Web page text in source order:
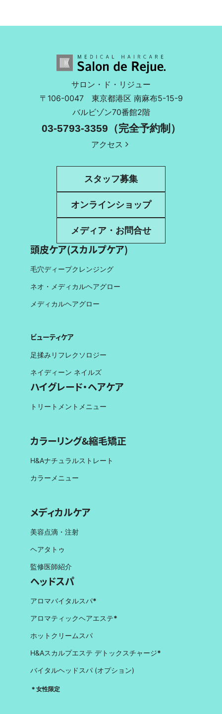
サロン・ド・リジュー
〒106-0047 東京都港区 南麻布5-15-9
バルビゾン70番館2階
03-5793-3359（完全予約制）
アクセス
スタッフ募集
オンラインショップ
メディア・お問合せ
頭皮ケア(スカルプケア)
毛穴ディープクレンジング
ネオ・メディカルヘアグロー
メディカルヘアグロー
ビューティケア
足揉みリフレクソロジー
ネイディーン ネイルズ
ハイグレード・ヘアケア
トリートメントメニュー
カラーリング&縮毛矯正
H&Aナチュラルストレート
カラーメニュー
メディカルケア
美容点滴・注射
ヘアタトゥ
監修医師紹介
ヘッドスパ
アロマバイタルスパ*
アロマティックヘアエステ*
ホットクリームスパ
H&Aスカルプエステ デトックスチャージ*
バイタルヘッドスパ (オプション)
＊女性限定